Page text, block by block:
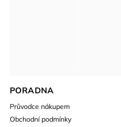
PORADNA
Průvodce nákupem
Obchodní podmínky